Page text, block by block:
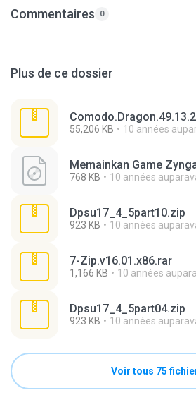
Commentaires 0
Plus de ce dossier
55,206 KB 10 années
768 KB 10 années
Dpsu17_4_5part10.zip
923 KB 10 années
7-Zip.v16.01.x86.rar
1,166 KB 10 années
Dpsu17_4_5part04.zip
923 KB 10 années
Voir tous 75